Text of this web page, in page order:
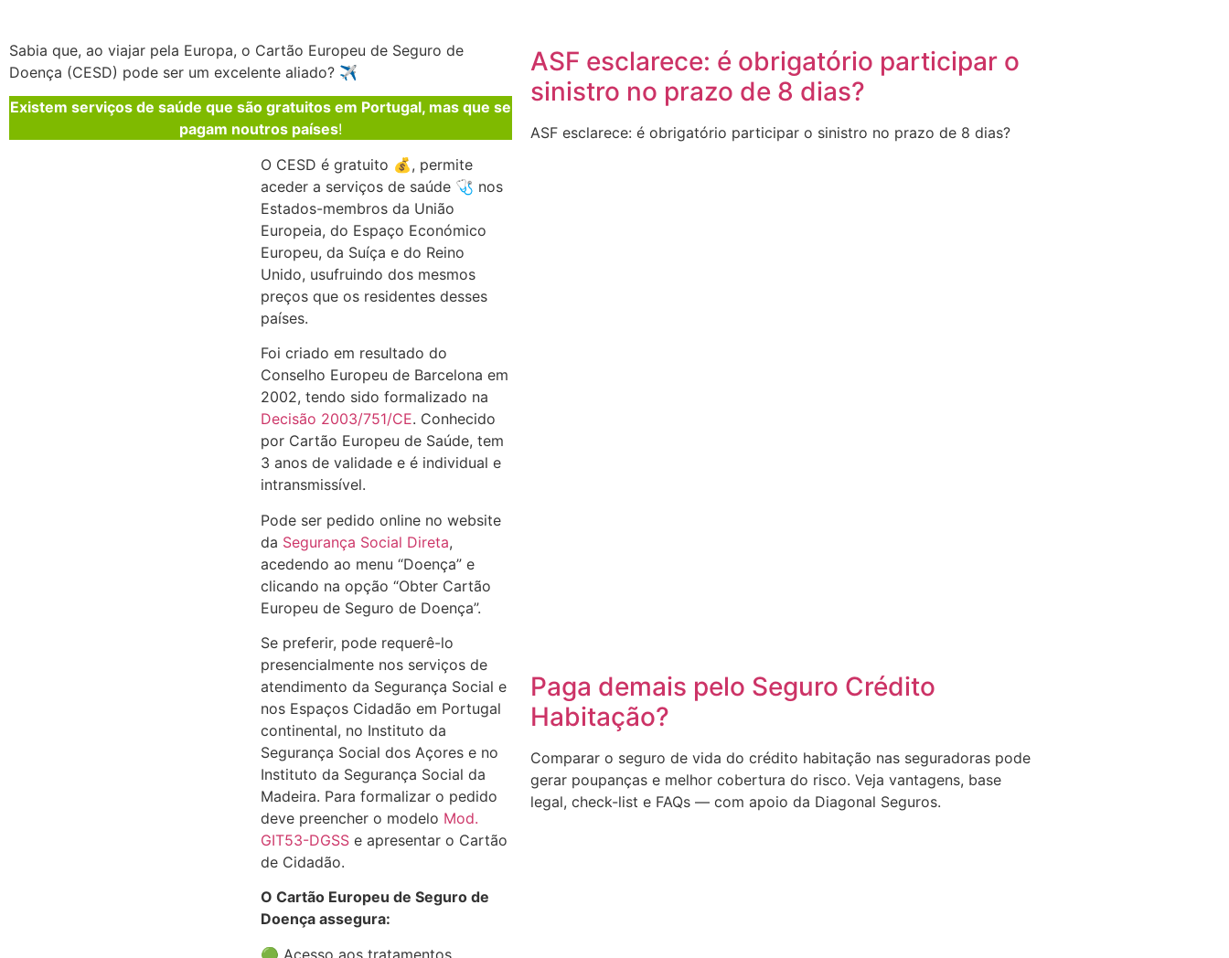
Sabia que, ao viajar pela Europa, o Cartão Europeu de Seguro de
Doença (CESD) pode ser um excelente aliado? ✈️
Existem serviços de saúde que são gratuitos em Portugal, mas que se
pagam noutros países!
O CESD é gratuito 💰, permite
aceder a serviços de saúde 🩺 nos
Estados-membros da União
Europeia, do Espaço Económico
Europeu, da Suíça e do Reino
Unido, usufruindo dos mesmos
preços que os residentes desses
países.
Foi criado em resultado do
Conselho Europeu de Barcelona em
2002, tendo sido formalizado na
Decisão 2003/751/CE. Conhecido
por Cartão Europeu de Saúde, tem
3 anos de validade e é individual e
intransmissível.
Pode ser pedido online no website
da Segurança Social Direta,
acedendo ao menu “Doença” e
clicando na opção “Obter Cartão
Europeu de Seguro de Doença”.
Se preferir, pode requerê-lo
presencialmente nos serviços de
atendimento da Segurança Social e
nos Espaços Cidadão em Portugal
continental, no Instituto da
Segurança Social dos Açores e no
Instituto da Segurança Social da
Madeira. Para formalizar o pedido
deve preencher o modelo Mod.
GIT53-DGSS e apresentar o Cartão
de Cidadão.
O Cartão Europeu de Seguro de
Doença assegura:
🟢 Acesso aos tratamentos
ASF esclarece: é obrigatório participar o
sinistro no prazo de 8 dias?
ASF esclarece: é obrigatório participar o sinistro no prazo de 8 dias?
Paga demais pelo Seguro Crédito
Habitação?
Comparar o seguro de vida do crédito habitação nas seguradoras pode
gerar poupanças e melhor cobertura do risco. Veja vantagens, base
legal, check-list e FAQs — com apoio da Diagonal Seguros.